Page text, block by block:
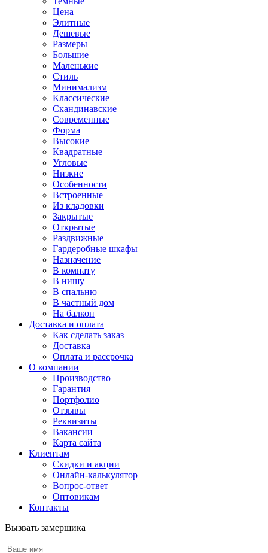
Цена
Элитные
Дешевые
Размеры
Большие
Маленькие
Стиль
Минимализм
Классические
Скандинавские
Современные
Форма
Высокие
Квадратные
Угловые
Низкие
Особенности
Встроенные
Из кладовки
Закрытые
Открытые
Раздвижные
Гардеробные шкафы
Назначение
В комнату
В нишу
В спальню
В частный дом
На балкон
Доставка и оплата
Как сделать заказ
Доставка
Оплата и рассрочка
О компании
Производство
Гарантия
Портфолио
Отзывы
Реквизиты
Вакансии
Карта сайта
Клиентам
Скидки и акции
Онлайн-калькулятор
Вопрос-ответ
Оптовикам
Контакты
Вызвать замерщика